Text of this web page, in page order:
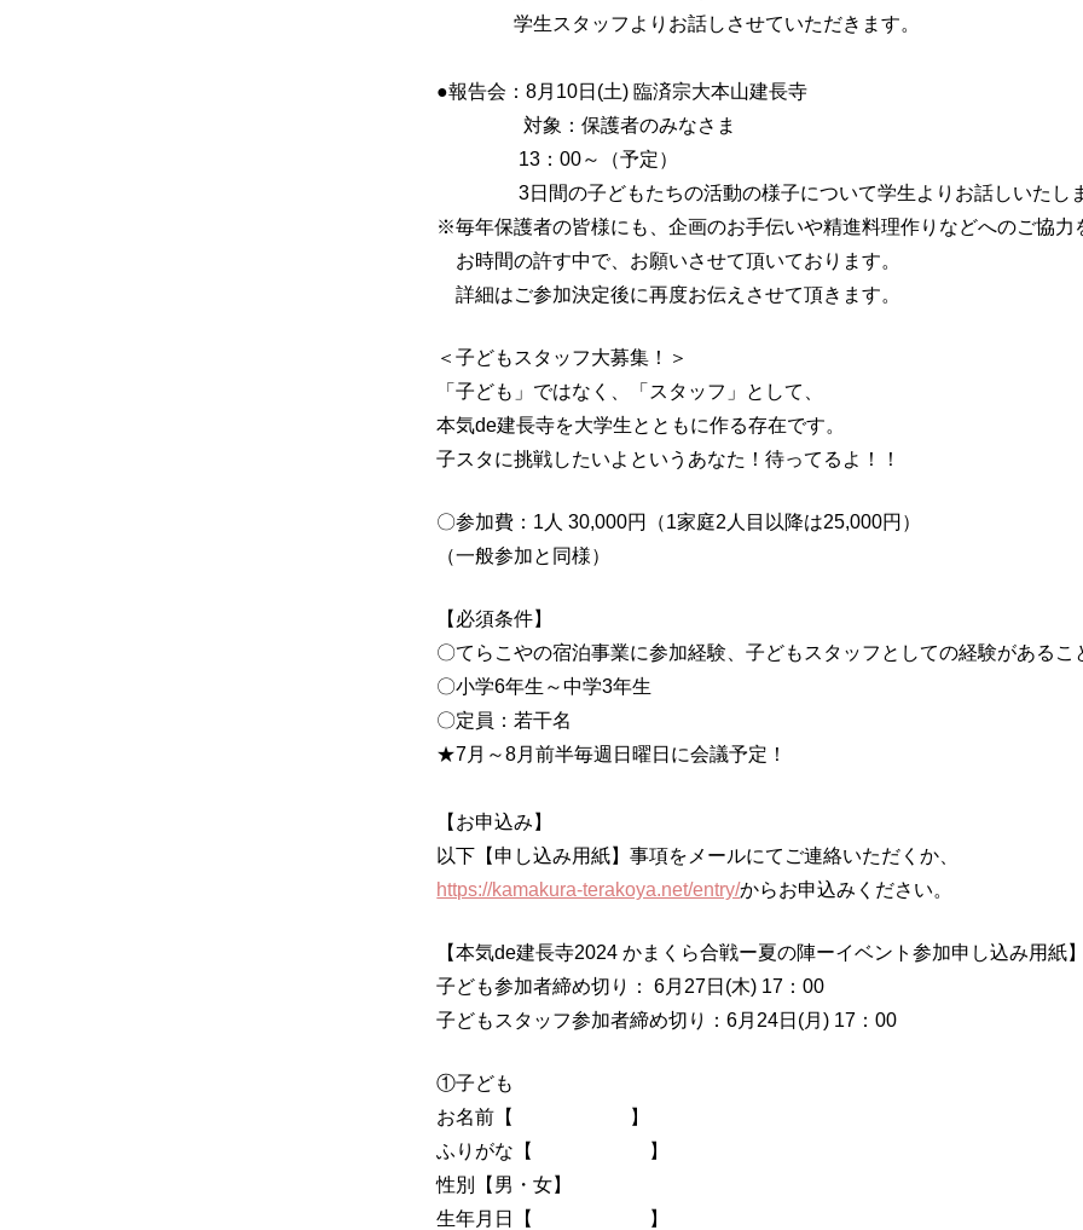
学生スタッフよりお話しさせていただきます。
●報告会：8月10日(土) 臨済宗大本山建長寺
対象：保護者のみなさま
13：00～（予定）
3日間の子どもたちの活動の様子について学生よりお話しいたし
※毎年保護者の皆様にも、企画のお手伝いや精進料理作りなどへのご協力
お時間の許す中で、お願いさせて頂いております。
詳細はご参加決定後に再度お伝えさせて頂きます。
＜子どもスタッフ大募集！＞
「子ども」ではなく、「スタッフ」として、
本気de建長寺を大学生とともに作る存在です。
子スタに挑戦したいよというあなた！待ってるよ！！
〇参加費：1人 30,000円（1家庭2人目以降は25,000円）
（一般参加と同様）
【必須条件】
〇てらこやの宿泊事業に参加経験、子どもスタッフとしての経験があるこ
〇小学6年生～中学3年生
〇定員：若干名
★7月～8月前半毎週日曜日に会議予定！
【お申込み】
以下【申し込み用紙】事項をメールにてご連絡いただくか、
https://kamakura-terakoya.net/entry/からお申込みください。
【本気de建長寺2024 かまくら合戦ー夏の陣ーイベント参加申し込み用紙
子ども参加者締め切り： 6月27日(木) 17：00
子どもスタッフ参加者締め切り：6月24日(月) 17：00
①子ども
お名前【 】
ふりがな【 】
性別【男・女】
生年月日【 】